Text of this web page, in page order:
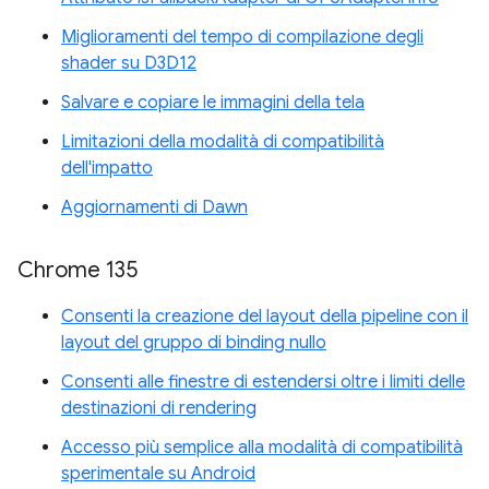
Miglioramenti del tempo di compilazione degli
shader su D3D12
Salvare e copiare le immagini della tela
Limitazioni della modalità di compatibilità
dell'impatto
Aggiornamenti di Dawn
Chrome 135
Consenti la creazione del layout della pipeline con il
layout del gruppo di binding nullo
Consenti alle finestre di estendersi oltre i limiti delle
destinazioni di rendering
Accesso più semplice alla modalità di compatibilità
sperimentale su Android